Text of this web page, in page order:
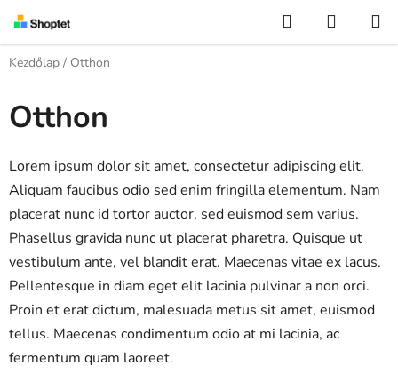
fő
tartalomhoz
KeresésKOSÁR
Kezdőlap / Otthon
Otthon
Lorem ipsum dolor sit amet, consectetur adipiscing elit.
Aliquam faucibus odio sed enim fringilla elementum. Nam
placerat nunc id tortor auctor, sed euismod sem varius.
Phasellus gravida nunc ut placerat pharetra. Quisque ut
vestibulum ante, vel blandit erat. Maecenas vitae ex lacus.
Pellentesque in diam eget elit lacinia pulvinar a non orci.
Proin et erat dictum, malesuada metus sit amet, euismod
tellus. Maecenas condimentum odio at mi lacinia, ac
fermentum quam laoreet.